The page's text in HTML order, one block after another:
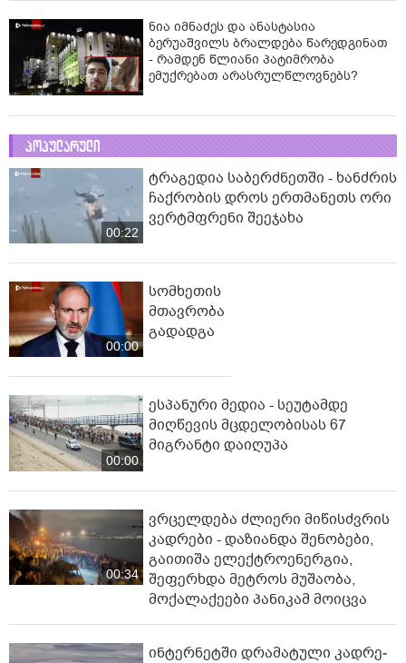
ნია იმნაძეს და ანასტასია
ბერუაშვილს ბრალდება წარედგინათ
- რამდენ წლიანი პატიმრობა
ემუქრებათ არასრულწლოვნებს?
პოპულარული
00:22
ტრაგედია საბერძნეთში - ხანძრის
ჩაქრობის დროს ერთმანეთს ორი
ვერტმფრენი შეეჯახა
00:00
სომხეთის
მთავრობა
გადადგა
00:00
ესპანური მედია - სეუტამდე
მიღწევის მცდელობისას 67
მიგრანტი დაიღუპა
00:34
ვრცელდება ძლიერი მიწისძვრის
კადრები - დაზიანდა შენობები,
გაითიშა ელექტროენერგია,
შეფერხდა მეტროს მუშაობა,
მოქალაქეები პანიკამ მოიცვა
ინ­ტერ­ნეტ­ში დრა­მა­ტუ­ლი კად­რე­